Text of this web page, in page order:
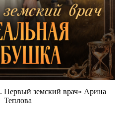
Первый земский врач» Арина
Теплова